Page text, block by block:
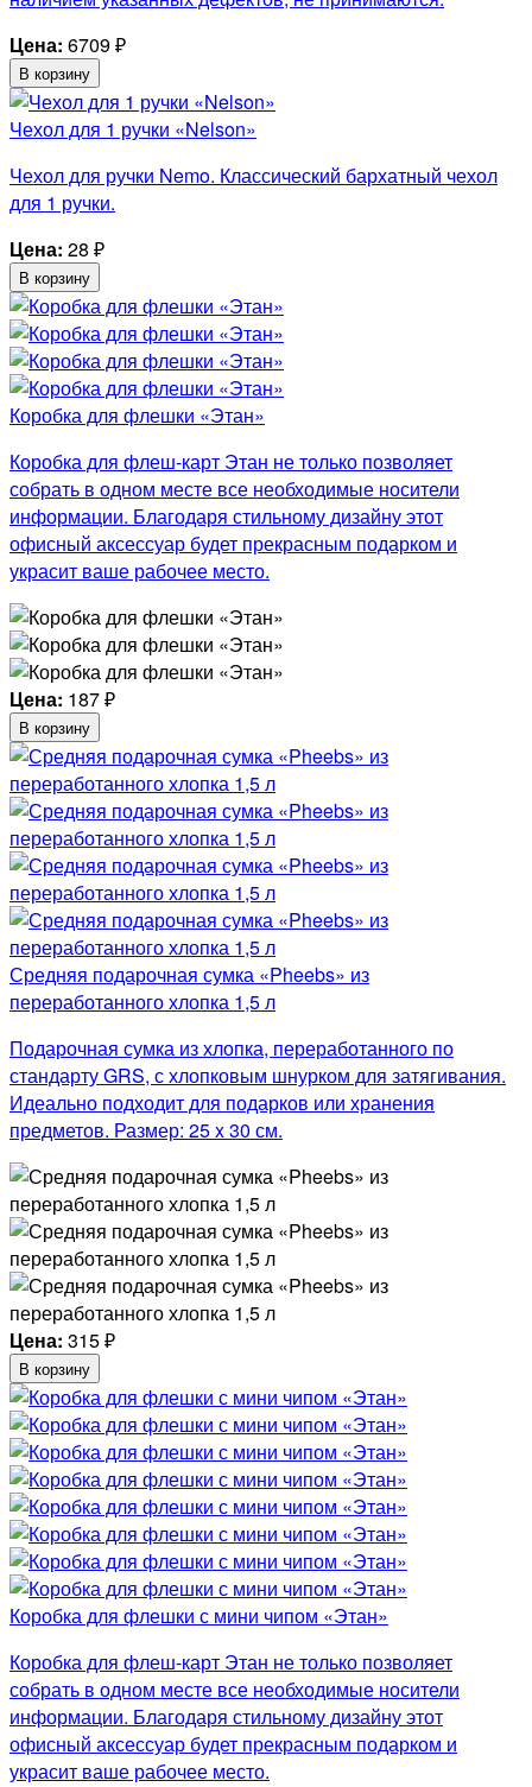
Цена: 6709₽
В корзину
Чехол для 1 ручки «Nelson»
Чехол для ручки Nemo. Классический бархатный чехол
для 1 ручки.
Цена: 28 ₽
В корзину
Коробка для флешки «Этан»
Коробка для флеш-карт Этан не только позволяет
собрать в одном месте все необходимые носители
информации. Благодаря стильному дизайну этот
офисный аксессуар будет прекрасным подарком и
украсит ваше рабочее место.
Цена: 187₽
В корзину
Средняя подарочная сумка «Pheebs» из
переработанного хлопка 1,5 л
Подарочная сумка из хлопка, переработанного по
стандарту GRS, с хлопковым шнурком для затягивания.
Идеально подходит для подарков или хранения
предметов. Размер: 25 x 30 см.
Цена: 315₽
В корзину
Коробка для флешки с мини чипом «Этан»
Коробка для флеш-карт Этан не только позволяет
собрать в одном месте все необходимые носители
информации. Благодаря стильному дизайну этот
офисный аксессуар будет прекрасным подарком и
украсит ваше рабочее место.